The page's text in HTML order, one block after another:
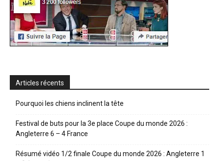
Articles récents
Pourquoi les chiens inclinent la tête
Festival de buts pour la 3e place Coupe du monde 2026 :
Angleterre 6 – 4 France
Résumé vidéo 1/2 finale Coupe du monde 2026 : Angleterre 1